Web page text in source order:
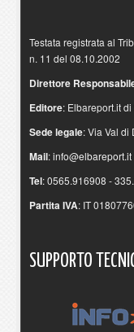
Testata registrata al
n. 11 del 08.10.2002
Direttore
Editore: Elbareport.it
Sede legale: Via Val di
Mail:info@elbareport.it
Tel: 0565.916908 -
Partita IVA: IT
SUPPORTO